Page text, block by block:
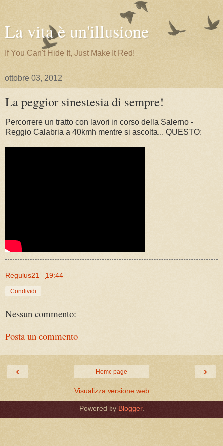
La vita è un'illusione
If You Can't Hide It, Just Make It Red!
ottobre 03, 2012
La peggior sinestesia di sempre!
Percorrere un tratto con lavori in corso della Salerno -
Reggio Calabria a 40kmh mentre si ascolta... QUESTO:
Regulus21 19:44
Condividi
Nessun commento:
Posta un commento
‹ ›
Home page
Visualizza versione web
Powered by Blogger.